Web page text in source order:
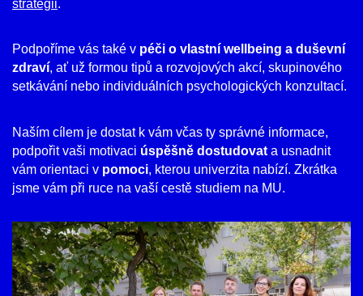
strategii.
Podpoříme vás také v péči o vlastní wellbeing a duševní
zdraví, ať už formou tipů a rozvojových akcí, skupinového
setkávání nebo individuálních psychologických konzultací.
Naším cílem je dostat k vám včas ty správné informace,
podpořit vaši motivaci úspěšně dostudovat a usnadnit
vám orientaci v pomoci, kterou univerzita nabízí. Zkrátka
jsme vám při ruce na vaší cestě studiem na MU.